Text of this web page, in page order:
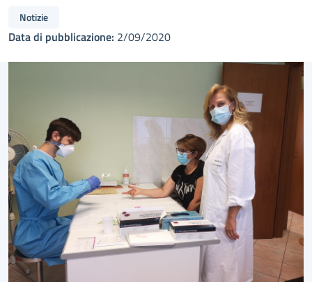
Notizie
Data di pubblicazione: 2/09/2020